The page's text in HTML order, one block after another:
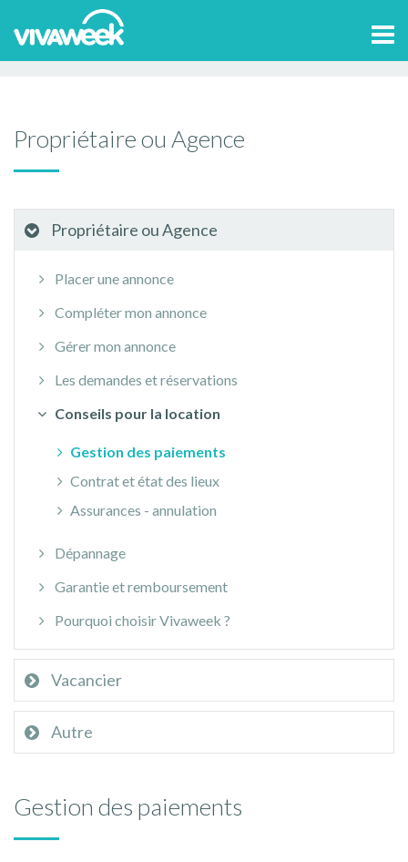
Accueil> Aide et contact
Conseils pour la location
Propriétaire ou Agence
Propriétaire ou Agence
Placer une annonce
Compléter mon annonce
Gérer mon annonce
Les demandes et réservations
Conseils pour la location
Gestion des paiements
Contrat et état des lieux
Assurances - annulation
Dépannage
Garantie et remboursement
Pourquoi choisir Vivaweek ?
Vacancier
Autre
Gestion des paiements